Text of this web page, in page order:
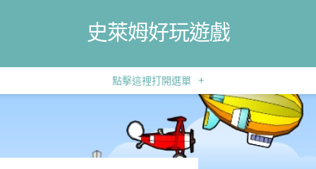
史萊姆好玩遊戲
點擊這裡打開選單 +